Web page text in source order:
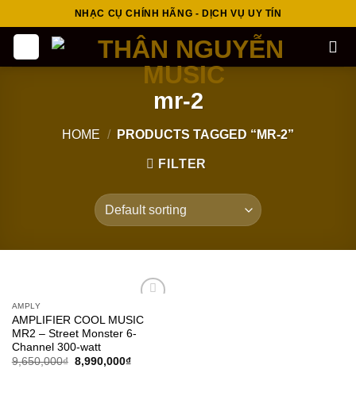
to
NHẠC CỤ CHÍNH HÃNG - DỊCH VỤ UY TÍN
mr-2
HOME / PRODUCTS TAGGED “MR-2”
FILTER
wishlist
AMPLY
AMPLIFIER COOL MUSIC
MR2 – Street Monster 6-
Channel 300-watt
9,650,000₫ 8,990,000₫